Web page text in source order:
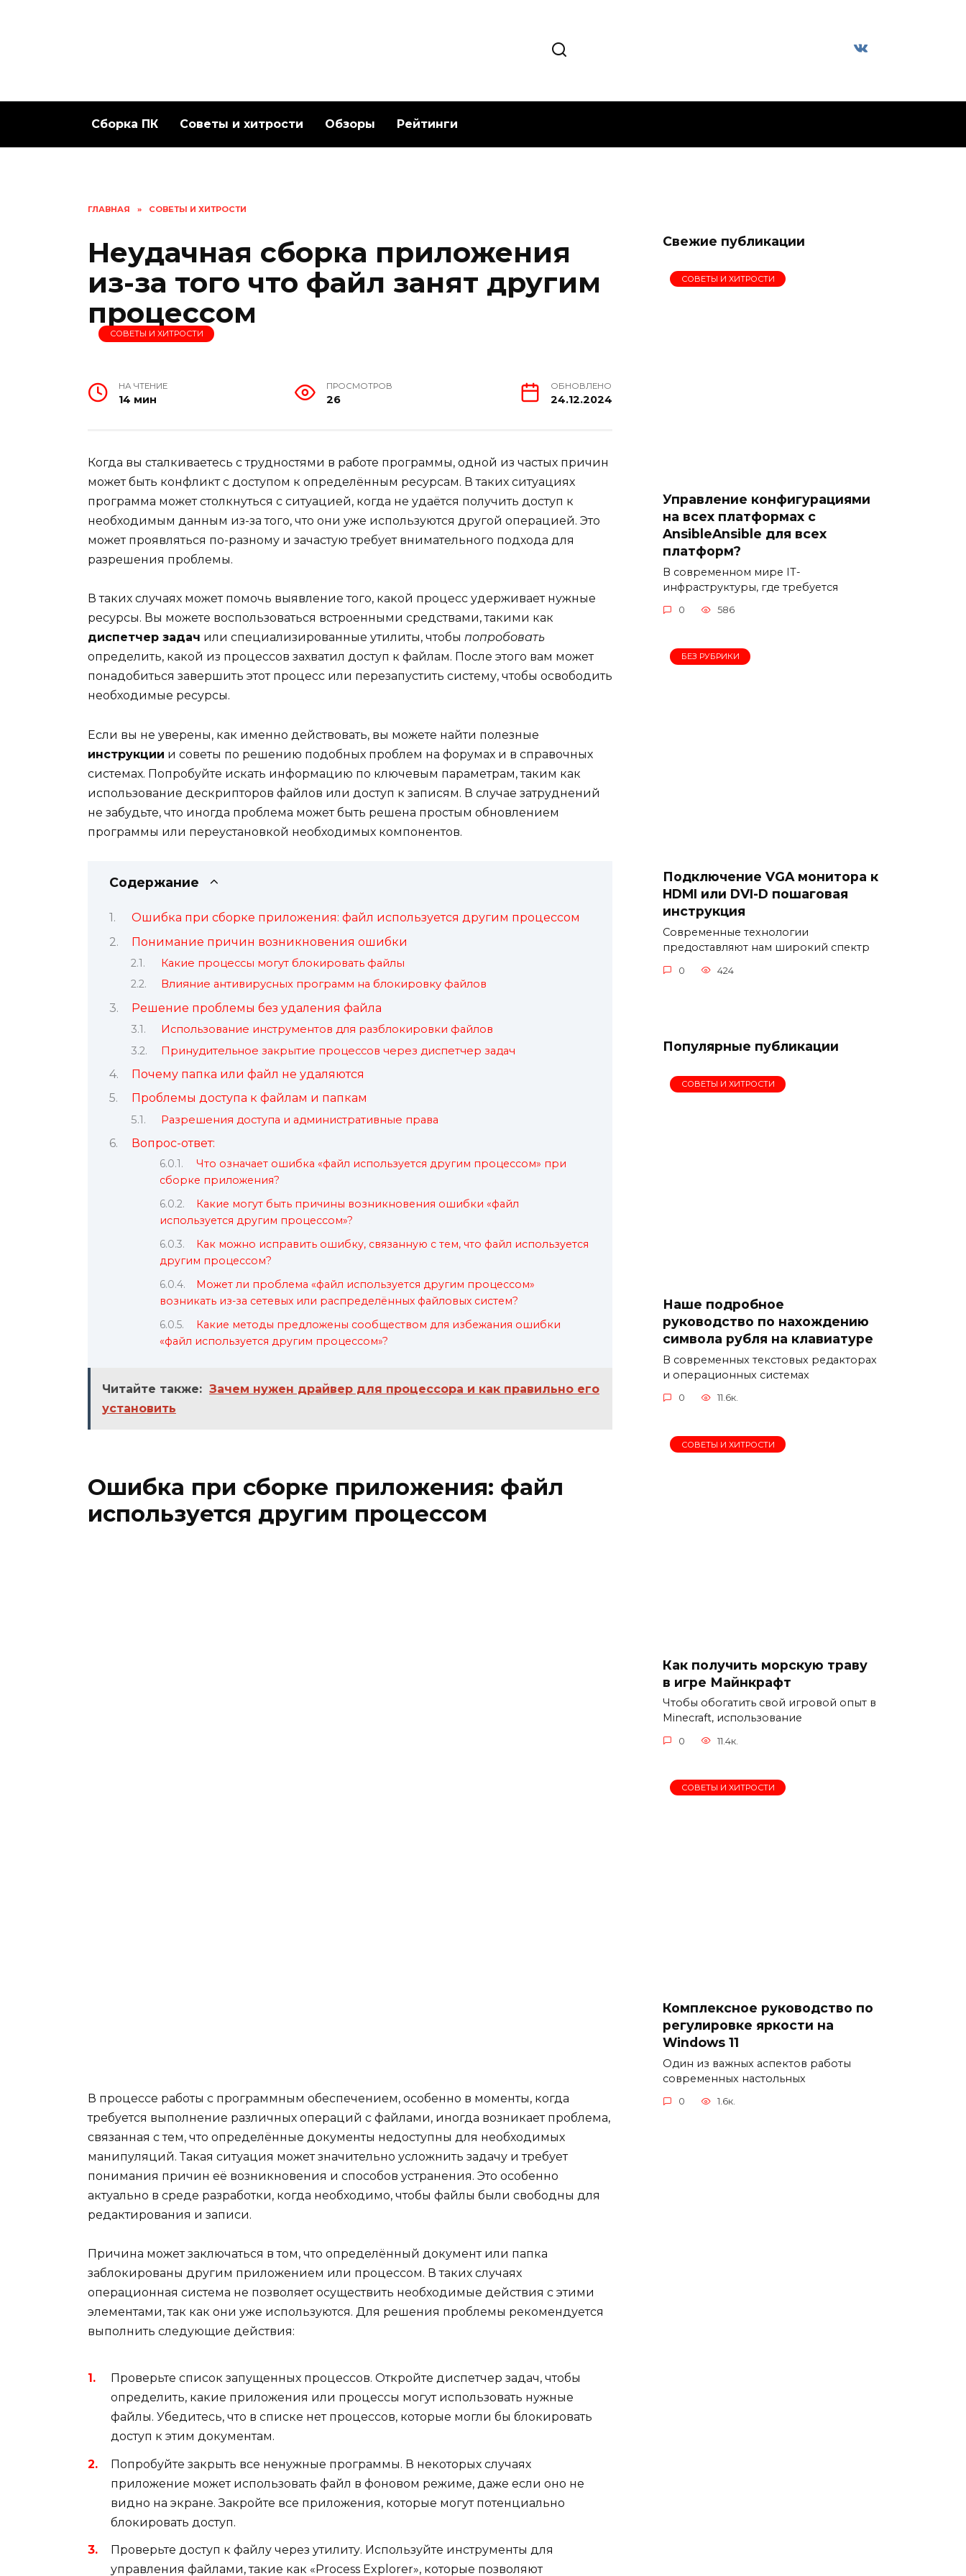
Сборка ПК Советы и хитрости Обзоры Рейтинги
ГЛАВНАЯ » СОВЕТЫ И ХИТРОСТИ
Неудачная сборка приложения
из-за того что файл занят другим
процессом
СОВЕТЫ И ХИТРОСТИ
НА ЧТЕНИЕ
14 мин
ПРОСМОТРОВ
26
ОБНОВЛЕНО
24.12.2024
Когда вы сталкиваетесь с трудностями в работе программы, одной из частых причин
может быть конфликт с доступом к определённым ресурсам. В таких ситуациях
программа может столкнуться с ситуацией, когда не удаётся получить доступ к
необходимым данным из-за того, что они уже используются другой операцией. Это
может проявляться по-разному и зачастую требует внимательного подхода для
разрешения проблемы.
В таких случаях может помочь выявление того, какой процесс удерживает нужные
ресурсы. Вы можете воспользоваться встроенными средствами, такими как
диспетчер задач или специализированные утилиты, чтобы попробовать
определить, какой из процессов захватил доступ к файлам. После этого вам может
понадобиться завершить этот процесс или перезапустить систему, чтобы освободить
необходимые ресурсы.
Если вы не уверены, как именно действовать, вы можете найти полезные
инструкции и советы по решению подобных проблем на форумах и в справочных
системах. Попробуйте искать информацию по ключевым параметрам, таким как
использование дескрипторов файлов или доступ к записям. В случае затруднений
не забудьте, что иногда проблема может быть решена простым обновлением
программы или переустановкой необходимых компонентов.
Содержание
Ошибка при сборке приложения: файл используется другим процессом
Понимание причин возникновения ошибки
Какие процессы могут блокировать файлы
Влияние антивирусных программ на блокировку файлов
Решение проблемы без удаления файла
Использование инструментов для разблокировки файлов
Принудительное закрытие процессов через диспетчер задач
Почему папка или файл не удаляются
Проблемы доступа к файлам и папкам
Разрешения доступа и административные права
Вопрос-ответ:
Что означает ошибка «файл используется другим процессом» при
сборке приложения?
Какие могут быть причины возникновения ошибки «файл
используется другим процессом»?
Как можно исправить ошибку, связанную с тем, что файл используется
другим процессом?
Может ли проблема «файл используется другим процессом»
возникать из-за сетевых или распределённых файловых систем?
Какие методы предложены сообществом для избежания ошибки
«файл используется другим процессом»?
Читайте также: Зачем нужен драйвер для процессора и как правильно его
установить
Ошибка при сборке приложения: файл
используется другим процессом
В процессе работы с программным обеспечением, особенно в моменты, когда
требуется выполнение различных операций с файлами, иногда возникает проблема,
связанная с тем, что определённые документы недоступны для необходимых
манипуляций. Такая ситуация может значительно усложнить задачу и требует
понимания причин её возникновения и способов устранения. Это особенно
актуально в среде разработки, когда необходимо, чтобы файлы были свободны для
редактирования и записи.
Причина может заключаться в том, что определённый документ или папка
заблокированы другим приложением или процессом. В таких случаях
операционная система не позволяет осуществить необходимые действия с этими
элементами, так как они уже используются. Для решения проблемы рекомендуется
выполнить следующие действия:
Проверьте список запущенных процессов. Откройте диспетчер задач, чтобы
определить, какие приложения или процессы могут использовать нужные
файлы. Убедитесь, что в списке нет процессов, которые могли бы блокировать
доступ к этим документам.
Попробуйте закрыть все ненужные программы. В некоторых случаях
приложение может использовать файл в фоновом режиме, даже если оно не
видно на экране. Закройте все приложения, которые могут потенциально
блокировать доступ.
Проверьте доступ к файлу через утилиту. Используйте инструменты для
управления файлами, такие как «Process Explorer», которые позволяют
Свежие публикации
СОВЕТЫ И ХИТРОСТИ
Управление конфигурациями
на всех платформах с
AnsibleAnsible для всех
платформ?
В современном мире IT-
инфраструктуры, где требуется
0 586
БЕЗ РУБРИКИ
Подключение VGA монитора к
HDMI или DVI-D пошаговая
инструкция
Современные технологии
предоставляют нам широкий спектр
0 424
Популярные публикации
СОВЕТЫ И ХИТРОСТИ
Наше подробное
руководство по нахождению
символа рубля на клавиатуре
В современных текстовых редакторах
и операционных системах
0 11.6к.
СОВЕТЫ И ХИТРОСТИ
Как получить морскую траву
в игре Майнкрафт
Чтобы обогатить свой игровой опыт в
Minecraft, использование
0 11.4к.
СОВЕТЫ И ХИТРОСТИ
Комплексное руководство по
регулировке яркости на
Windows 11
Один из важных аспектов работы
современных настольных
0 1.6к.